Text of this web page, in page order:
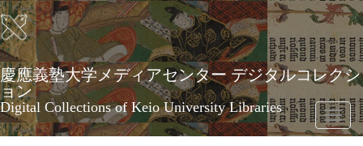
メ
イ
ン
コ
ン
テ
ン
ツ
に
慶應義塾大学メディアセンター デジタルコレクシ
ョン
Digital Collections of Keio University Libraries
Toggle